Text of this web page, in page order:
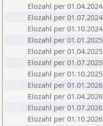
Elozahl per 01.04.2024
Elozahl per 01.07.2024
Elozahl per 01.10.2024
Elozahl per 01.01.2025
Elozahl per 01.04.2025
Elozahl per 01.07.2025
Elozahl per 01.10.2025
Elozahl per 01.01.2026
Elozahl per 01.04.2026
Elozahl per 01.07.2026
Elozahl per 01.10.2026